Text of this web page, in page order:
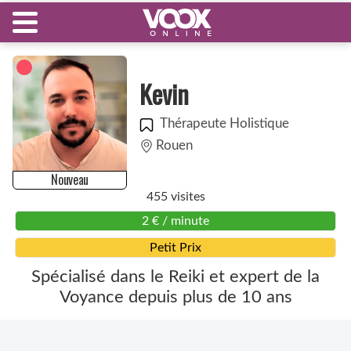
Nouveau
Kevin
Thérapeute Holistique
Rouen
455 visites
2 € / minute
Petit Prix
Spécialisé dans le Reiki et expert de la
Voyance depuis plus de 10 ans